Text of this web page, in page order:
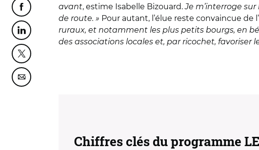
Partager cette page sur Facebook
Partager cette page sur Linkedin
Partager cette page sur Twitter
Partager cette page sur Courriel
avant, estime Isabelle Bizouard.Je m’interroge
de route. » Pour autant, l’élue reste convaincue
ruraux, et notamment les plus petits bourgs, en
des associations locales et, par ricochet,
Chiffres clés du programme